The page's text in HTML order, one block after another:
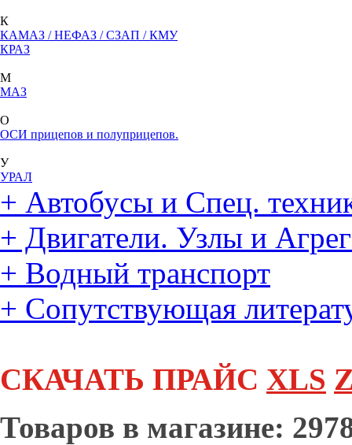
К
КАМАЗ / НЕФАЗ / СЗАП / КМУ
КРАЗ
М
МАЗ
О
ОСИ прицепов и полуприцепов.
У
УРАЛ
+ Автобусы и Спец.
+ Двигатели. Узлы и
+ Водный транспорт
+ Сопутствующая
СКАЧАТЬ ПРАЙС XLS
Товаров в магазине: